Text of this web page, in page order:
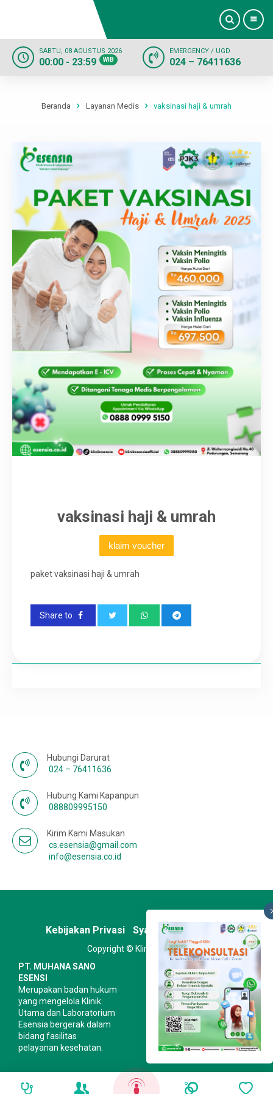
Profil
Layanan
Fasilitas
Informasi
Kontak
Karir
SABTU, 08 AGUSTUS 2026
00:00 - 23:59 WIB
EMERGENCY / UGD
024 – 76411636
Beranda Layanan Medis vaksinasi haji & umrah
vaksinasi haji & umrah
klaim voucher
paket vaksinasi haji & umrah
Share to
Hubungi Darurat
024 – 76411636
Hubung Kami Kapanpun
088809995150
Kirim Kami Masukan
cs.esensia@gmail.com
info@esensia.co.id
Kebijakan Privasi Syarat & Ketentuan
Copyright © Klinik Esensia
PT. MUHANA SANO
ESENSI
Merupakan badan hukum
yang mengelola Klinik
Utama dan Laboratorium
Esensia bergerak dalam
bidang fasilitas
pelayanan kesehatan.